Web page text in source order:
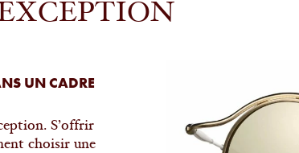
UN CADRE
S’offrir
choisir une